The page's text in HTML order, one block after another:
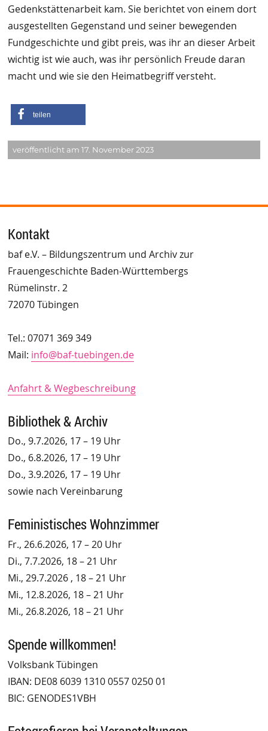
Gedenkstättenarbeit kam. Sie berichtet von einem dort
ausgestellten Gegenstand und seiner bewegenden
Fundgeschichte und gibt preis, was ihr an dieser Arbeit
wichtig ist wie auch, was ihr persönlich Freude daran
macht und wie sie den Heimatbegriff versteht.
teilen
veröffentlicht am 17. November 2023
Kontakt
baf e.V. – Bildungszentrum und Archiv zur
Frauengeschichte Baden-Württembergs
Rümelinstr. 2
72070 Tübingen
Tel.: 07071 369 349
Mail: info@baf-tuebingen.de
Anfahrt & Wegbeschreibung
Bibliothek & Archiv
Do., 9.7.2026, 17 – 19 Uhr
Do., 6.8.2026, 17 – 19 Uhr
Do., 3.9.2026, 17 – 19 Uhr
sowie nach Vereinbarung
Feministisches Wohnzimmer
Fr., 26.6.2026, 17 – 20 Uhr
Di., 7.7.2026, 18 – 21 Uhr
Mi., 29.7.2026 , 18 – 21 Uhr
Mi., 12.8.2026, 18 – 21 Uhr
Mi., 26.8.2026, 18 – 21 Uhr
Spende willkommen!
Volksbank Tübingen
IBAN: DE08 6039 1310 0557 0250 01
BIC: GENODES1VBH